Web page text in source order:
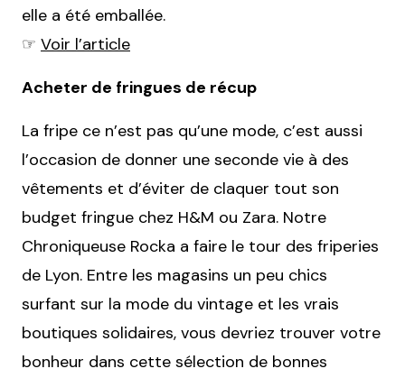
elle a été emballée.
☞ Voir l’article
Acheter de fringues de récup
La fripe ce n’est pas qu’une mode, c’est aussi
l’occasion de donner une seconde vie à des
vêtements et d’éviter de claquer tout son
budget fringue chez H&M ou Zara. Notre
Chroniqueuse Rocka a faire le tour des friperies
de Lyon. Entre les magasins un peu chics
surfant sur la mode du vintage et les vrais
boutiques solidaires, vous devriez trouver votre
bonheur dans cette sélection de bonnes